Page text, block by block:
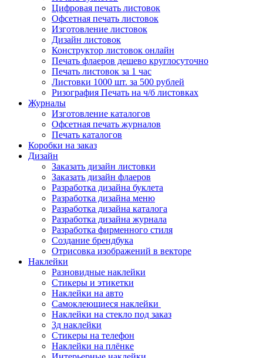
Цифровая печать листовок
Офсетная печать листовок
Изготовление листовок
Дизайн листовок
Конструктор листовок онлайн
Печать флаеров дешево круглосуточно
Печать листовок за 1 час
Листовки 1000 шт. за 500 рублей
Ризография Печать на ч/б листовках
Журналы
Изготовление каталогов
Офсетная печать журналов
Печать каталогов
Коробки на заказ
Дизайн
Заказать дизайн листовки
Заказать дизайн флаеров
Разработка дизайна буклета
Разработка дизайна меню
Разработка дизайна каталога
Разработка дизайна журнала
Разработка фирменного стиля
Создание брендбука
Отрисовка изображений в векторе
Наклейки
Разновидные наклейки
Стикеры и этикетки
Наклейки на авто
Самоклеющиеся наклейки
Наклейки на стекло под заказ
3д наклейки
Cтикеры на телефон
Наклейки на плёнке